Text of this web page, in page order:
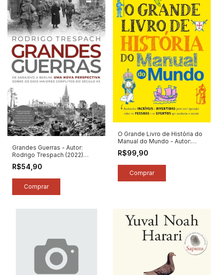
Grandes Guerras - Autor:
Rodrigo Trespach (2022)
[novo]
R$54,90
O Grande Livro de História do
Manual do Mundo - Autor:
Manual do Mundo (2025)
[novo]
R$99,90